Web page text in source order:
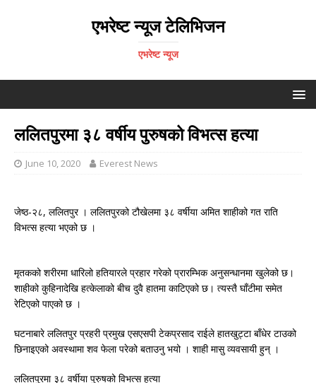
एभरेष्ट न्यूज टेलिभिजन
एभरेष्ट न्यूज
ललितपुरमा ३८ वर्षीय पुरुषको विभत्स हत्या
June 10, 2020 Everest News
जेष्ठ-२८, ललितपुर । ललितपुरको टौखेलमा ३८ वर्षीया अमित शाहीको गत राति
विभत्स हत्या भएको छ ।
मृतकको शरीरमा धारिलो हतियारले प्रहार गरेको प्रारम्भिक अनुसन्धानमा खुलेको छ।
शाहीको कुहिनादेखि हत्केलाको बीच दुवै हातमा काटिएको छ। त्यस्तै घाँटीमा समेत
रेटिएको पाएको छ ।
घटनाबारे ललितपुर प्रहरी प्रमुख एसएसपी टेकप्रसाद राईले हातखुट्टा बाँधेर टाउको
छिनाइएको अवस्थामा शव फेला परेको बताउनु भयो । शाही मासु व्यवसायी हुन् ।
ललितपुरमा ३८ वर्षीया पुरुषको विभत्स हत्या